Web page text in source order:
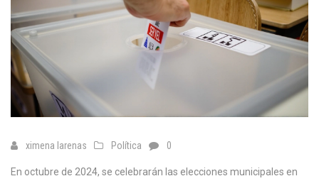
ximena larenas Política 0
En octubre de 2024, se celebrarán las elecciones municipales en